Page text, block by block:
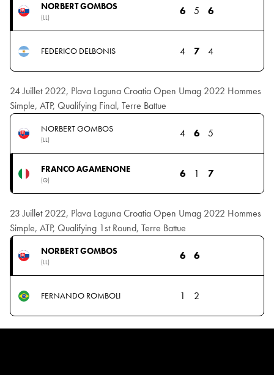
NORBERT GOMBOS
(LL)
6 5 6
FEDERICO DELBONIS 4 7 4
24 Juillet 2022, Plava Laguna Croatia Open Umag 2022 Hommes
Simple, ATP, Qualifying Final, Terre Battue
NORBERT GOMBOS
(LL)
4 6 5
FRANCO AGAMENONE
(Q)
6 1 7
23 Juillet 2022, Plava Laguna Croatia Open Umag 2022 Hommes
Simple, ATP, Qualifying 1st Round, Terre Battue
NORBERT GOMBOS
(LL)
6 6
FERNANDO ROMBOLI 1 2